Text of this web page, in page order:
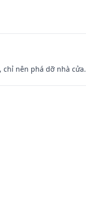
chỉ nên phá dỡ nhà cửa.